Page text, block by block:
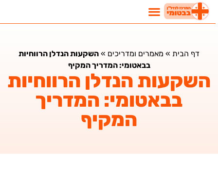
דף הבית»מאמרים ומדריכים»השקעות הנדלן הרווחיות
בבאטומי: המדריך המקיף
השקעות הנדלן הרווחיות
בבאטומי: המדריך
המקיף